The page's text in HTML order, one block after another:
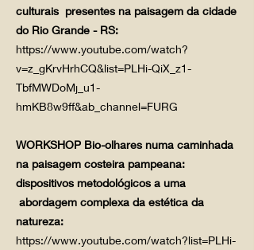
culturais presentes na paisagem da cidade
do Rio Grande - RS:
https://www.youtube.com/watch?
v=z_gKrvHrhCQ&list=PLHi-QiX_z1-
TbfMWDoMj_u1-
hmKB8w9ff&ab_channel=FURG
WORKSHOP Bio-olhares numa caminhada
na paisagem costeira pampeana:
dispositivos metodológicos a uma
abordagem complexa da estética da
natureza:
https://www.youtube.com/watch?list=PLHi-